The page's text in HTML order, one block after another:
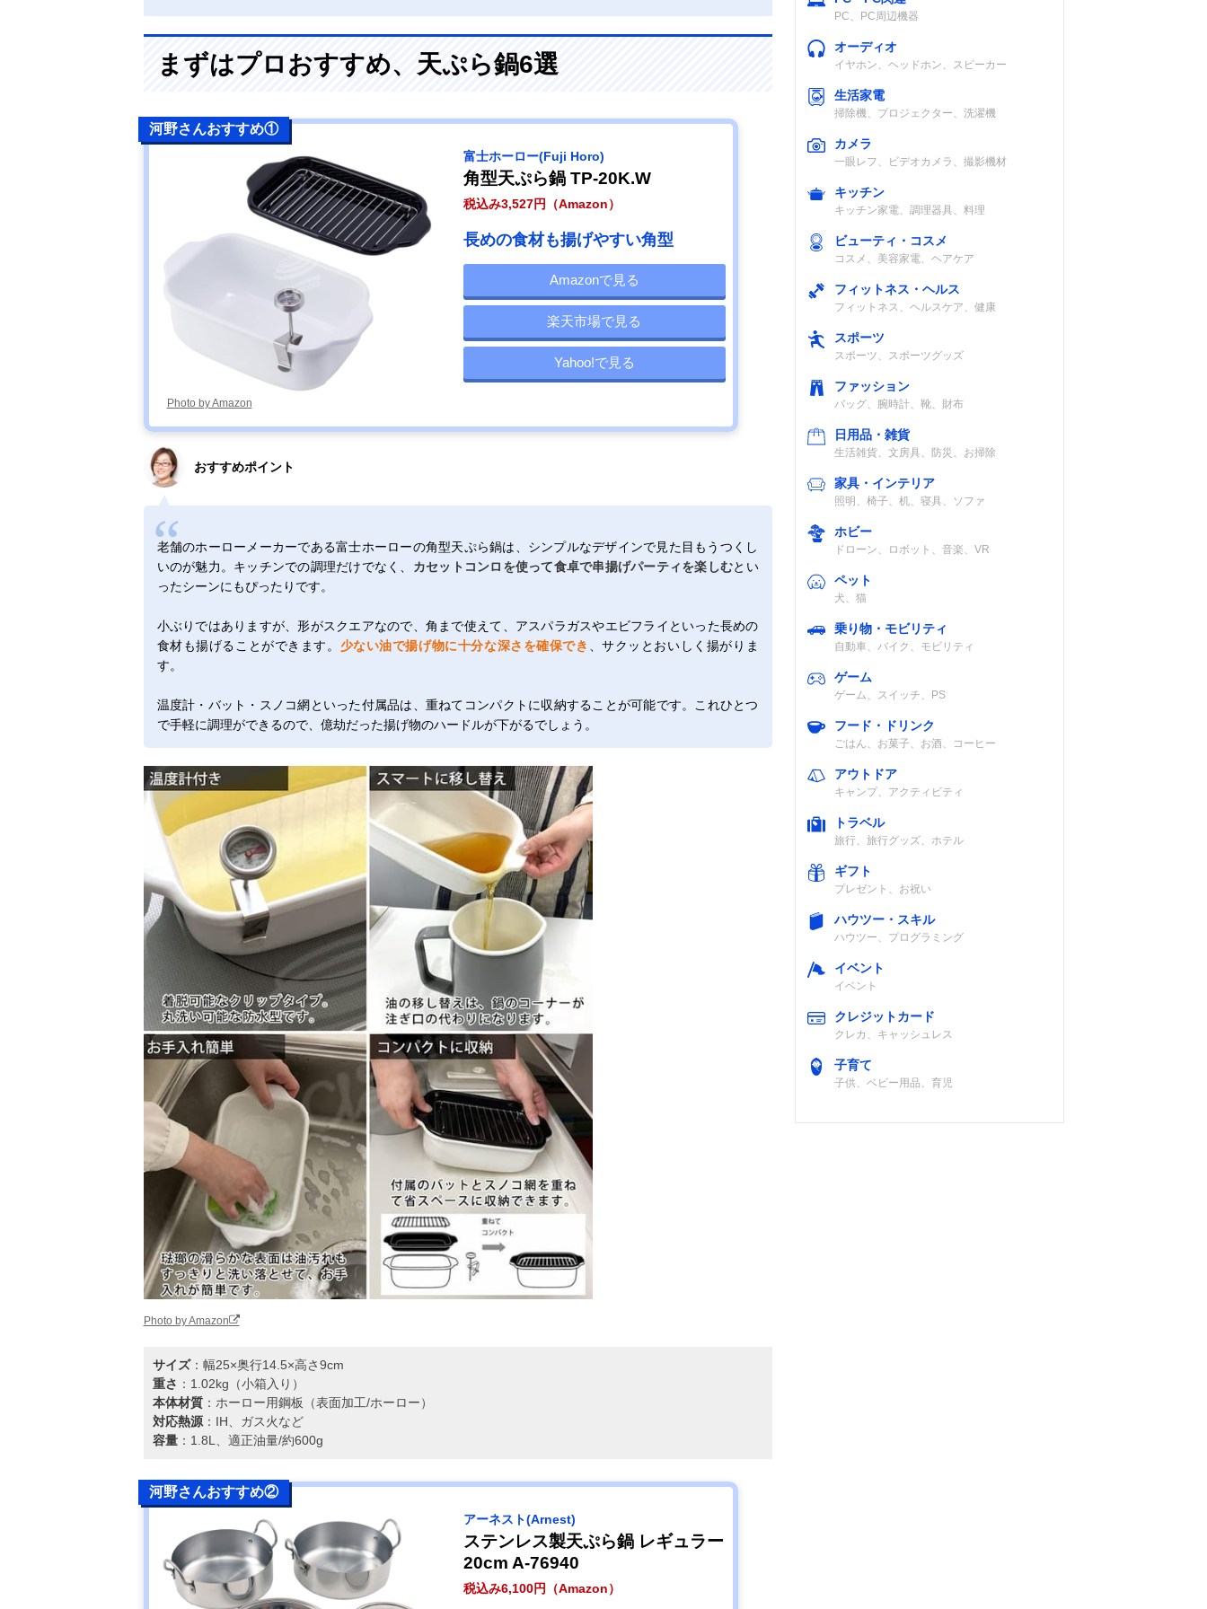
まずはプロおすすめ、天ぷら鍋6選
河野さんおすすめ①
Photo by Amazon
‎富士ホーロー(Fuji Horo)
角型天ぷら鍋 TP-20K.W
税込み3,527円（Amazon）
長めの食材も揚げやすい角型
Amazonで見る
楽天市場で見る
Yahoo!で見る
おすすめポイント
老舗のホーローメーカーである富士ホーローの角型天ぷら鍋は、シンプルなデザインで見た目もうつくし
いのが魅力。キッチンでの調理だけでなく、 カセットコンロを使って食卓で串揚げパーティを楽しむとい
ったシーンにもぴったりです。
小ぶりではありますが、形がスクエアなので、角まで使えて、アスパラガスやエビフライといった長めの
食材も揚げることができます。 少ない油で揚げ物に十分な深さを確保でき
、サクッとおいしく揚がりま
す。
温度計・バット・スノコ網といった付属品は、重ねてコンパクトに収納することが可能です。これひとつ
で手軽に調理ができるので、億劫だった揚げ物のハードルが下がるでしょう。
Photo by Amazon
サイズ：幅25×奥行14.5×高さ9cm
重さ ：1.02kg（小箱入り）
本体材質：ホーロー用鋼板（表面加工/ホーロー）
対応熱源：IH、ガス火など
容量：1.8L、適正油量/約600g
河野さんおすすめ②
アーネスト(Arnest)
ステンレス製天ぷら鍋 レギュラー
20cm A-76940
税込み6,100円（Amazon）
PC、PC周辺機器
オーディオ
イヤホン、ヘッドホン、スピーカー
生活家電
掃除機、プロジェクター、洗濯機
カメラ
一眼レフ、ビデオカメラ、撮影機材
キッチン
キッチン家電、調理器具、料理
ビューティ・コスメ
コスメ、美容家電、ヘアケア
フィットネス・ヘルス
フィットネス、ヘルスケア、健康
スポーツ
スポーツ、スポーツグッズ
ファッション
バッグ、腕時計、靴、財布
日用品・雑貨
生活雑貨、文房具、防災、お掃除
家具・インテリア
照明、椅子、机、寝具、ソファ
ホビー
ドローン、ロボット、音楽、VR
ペット
犬、猫
乗り物・モビリティ
自動車、バイク、モビリティ
ゲーム
ゲーム、スイッチ、PS
フード・ドリンク
ごはん、お菓子、お酒、コーヒー
アウトドア
キャンプ、アクティビティ
トラベル
旅行、旅行グッズ、ホテル
ギフト
プレゼント、お祝い
ハウツー・スキル
ハウツー、プログラミング
イベント
イベント
クレジットカード
クレカ、キャッシュレス
子育て
子供、ベビー用品、育児